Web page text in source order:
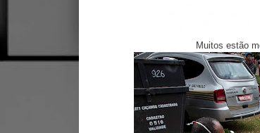
Muitos estão